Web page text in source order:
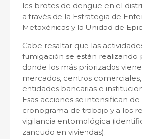
los brotes de dengue en el
a través de la Estrategia de
Metaxénicas y la Unidad de
Cabe resaltar que las
fumigación se están realizando
donde los más priorizados
mercados, centros
entidades bancarias e
Esas acciones se intensifican
cronograma de trabajo y a los
vigilancia entomológica
zancudo en viviendas).